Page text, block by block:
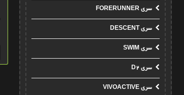
سری FORERUNNER
سری DESCENT
سری SWIM
سری D2
سری VIVOACTIVE